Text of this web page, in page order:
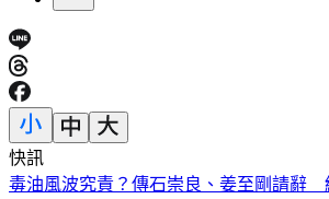
快訊
毒油風波究責？傳石崇良、姜至剛請辭